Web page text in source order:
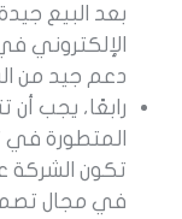
بعد البيع
الإلكتروني
دعم جيد من
رابعًا، يجب
المتطورة في
تكون الشركة
في مجال